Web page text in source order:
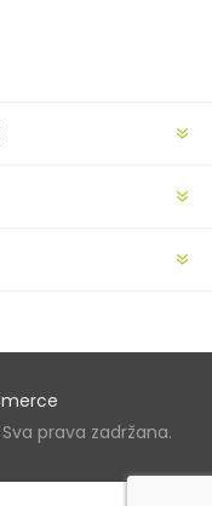
prava zadržana.